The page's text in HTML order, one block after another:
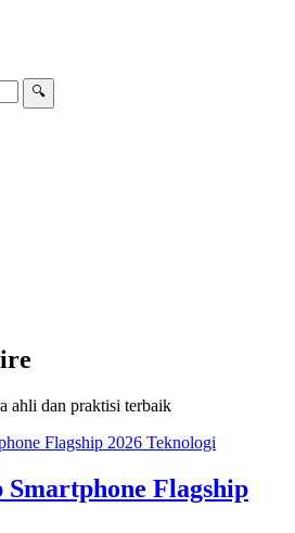
🔍
ahli dan praktisi terbaik
Teknologi
Smartphone Flagship